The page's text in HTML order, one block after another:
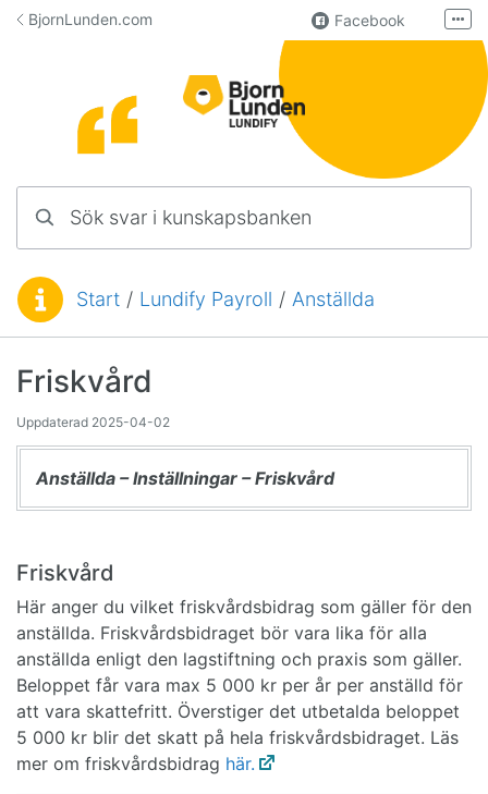
Hoppa till innehåll
BjornLunden.com Facebook
Kontakta oss
Manualer för övriga program
Fler
Du är här:Start / Lundify Payroll / Anställda
Friskvård
Uppdaterad 2025-04-02
Anställda – Inställningar – Friskvård
Friskvård
Här anger du vilket friskvårdsbidrag som gäller för den
anställda. Friskvårdsbidraget bör vara lika för alla
anställda enligt den lagstiftning och praxis som gäller.
Beloppet får vara max 5 000 kr per år per anställd för
att vara skattefritt. Överstiger det utbetalda beloppet
5 000 kr blir det skatt på hela friskvårdsbidraget. Läs
mer om friskvårdsbidrag här.